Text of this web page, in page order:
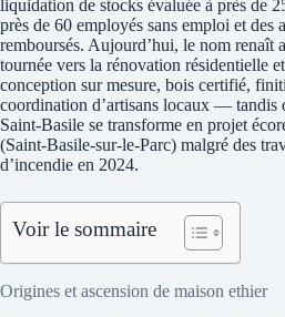
liquidation de stocks évaluée à près de
près de 60 employés sans emploi et des
remboursés. Aujourd’hui, le nom renaît
tournée vers la rénovation résidentielle
conception sur mesure, bois certifié,
coordination d’artisans locaux — tandis
Saint‑Basile se transforme en projet
(Saint‑Basile‑sur‑le‑Parc) malgré des
d’incendie en 2024.
Voir le sommaire
Origines et ascension de maison ethier